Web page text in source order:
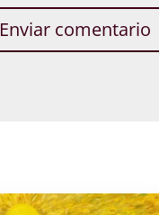
Enviar comentario